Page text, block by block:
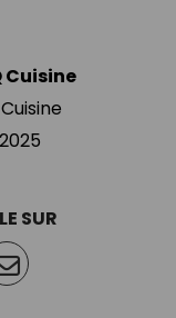
Cuisine
SUR